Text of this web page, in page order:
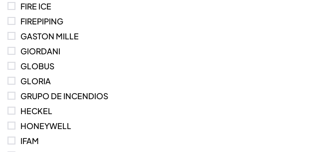
FIRE ICE
FIREPIPING
GASTON MILLE
GIORDANI
GLOBUS
GLORIA
GRUPO DE INCENDIOS
HECKEL
HONEYWELL
IFAM